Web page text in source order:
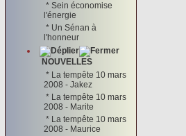
* Sein économise
l'énergie
* Un Sénan à
l'honneur
NOUVELLES
* La tempête 10 mars
2008 - Jakez
* La tempête 10 mars
2008 - Marite
* La tempête 10 mars
2008 - Maurice